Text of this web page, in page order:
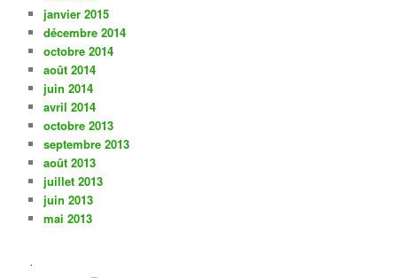
janvier 2015
décembre 2014
octobre 2014
août 2014
juin 2014
avril 2014
octobre 2013
septembre 2013
août 2013
juillet 2013
juin 2013
mai 2013
.